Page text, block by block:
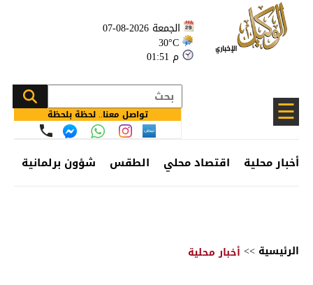
الجمعة 2026-08-07
30°C
01:51 م
☰ تواصل معنا.. لحظة بلحظة
أخبار محلية اقتصاد محلي الطقس شؤون برلمانية
الرئيسية >> أخبار محلية